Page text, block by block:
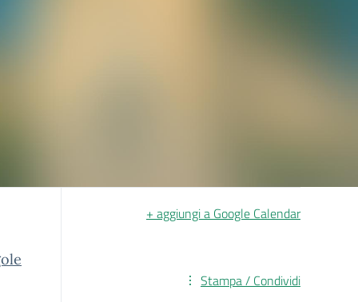
+ aggiungi a Google Calendar
Stampa / Condividi